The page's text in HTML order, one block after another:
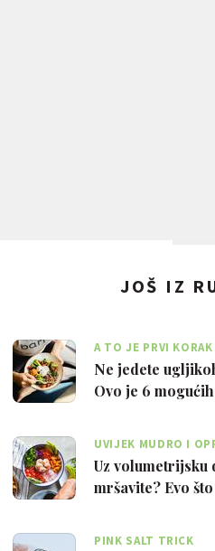
JOŠ IZ
A TO JE PRVI KORAK
Ne jedete
Ovo je 6
UVIJEK MUDRO I
Uz volumetrijsku
mršavite? Evo
PINK SALT TRICK